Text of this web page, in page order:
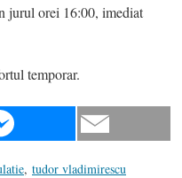
jurul orei 16:00, imediat
temporar.
, tudor vladimirescu